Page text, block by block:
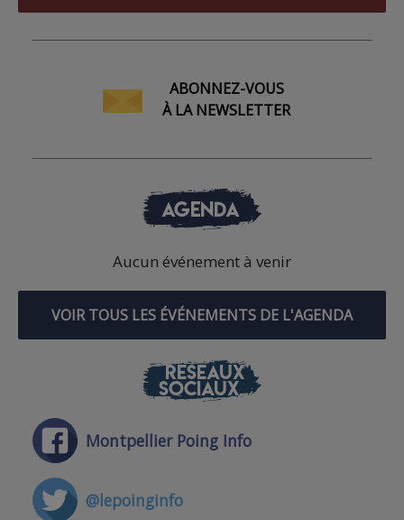
ABONNEZ-VOUS
À LA NEWSLETTER
AGENDA
Aucun événement à venir
VOIR TOUS LES ÉVÉNEMENTS DE L'AGENDA
RÉSEAUX
SOCIAUX
Montpellier Poing Info
@lepoinginfo